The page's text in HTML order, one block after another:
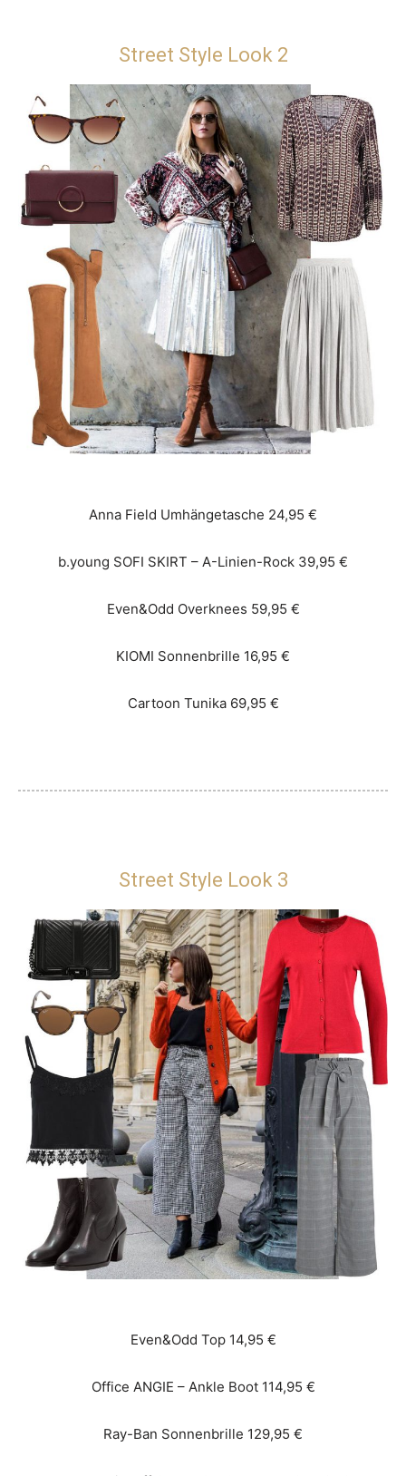
Street Style Look 2
Anna Field Umhängetasche 24,95 €
b.young SOFI SKIRT – A-Linien-Rock 39,95 €
Even&Odd Overknees 59,95 €
KIOMI Sonnenbrille 16,95 €
Cartoon Tunika 69,95 €
Street Style Look 3
Even&Odd Top 14,95 €
Office ANGIE – Ankle Boot 114,95 €
Ray-Ban Sonnenbrille 129,95 €